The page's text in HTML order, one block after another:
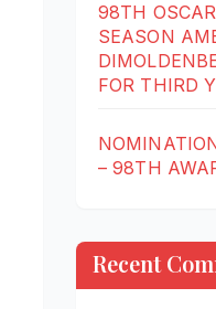
98TH
SEASON
FOR THIRD
– 98TH
Recent